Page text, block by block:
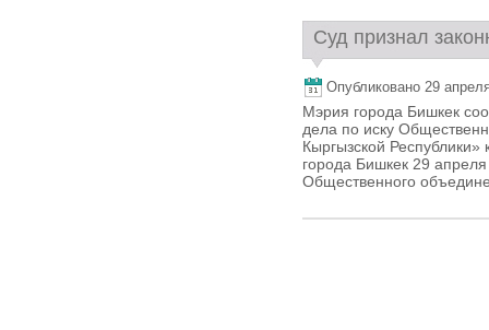
Суд признал
Опубликовано 29
Мэрия города Бишкек
дела по иску
Кыргызской
города Бишкек 29
Общественного